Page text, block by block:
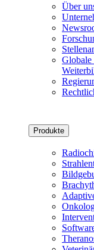
Über
Globale
Produkte